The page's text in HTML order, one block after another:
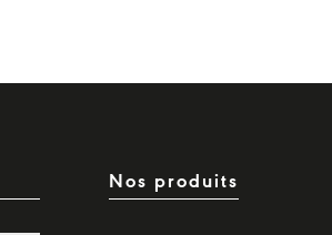
Nos produits